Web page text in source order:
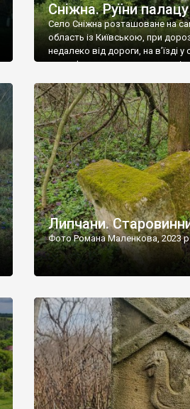
Сніжна. Руїни
Село Сніжна розташоване на
область із Київською, при
недалеко від дороги, на в’їзді
рельєфне пано, яке показує
дороги їх не видно, але видно
[…]
Липчани.
Фото Романа Маленкова, 2023